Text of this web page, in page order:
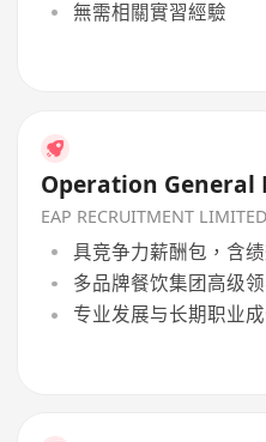
無需相關實習經驗
Operation General
EAP RECRUITMENT LIMITED
具竞争力薪酬包，含
多品牌餐饮集团高级
专业发展与长期职业